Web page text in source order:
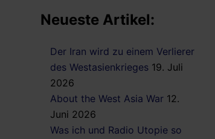
Neueste Artikel:
Der Iran wird zu einem Verlierer
des Westasienkrieges 19. Juli
2026
About the West Asia War 12.
Juni 2026
Was ich und Radio Utopie so